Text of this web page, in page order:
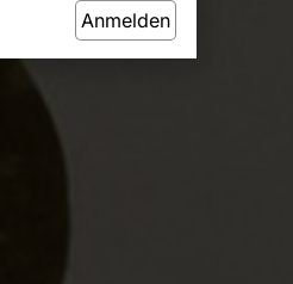
Anmelden